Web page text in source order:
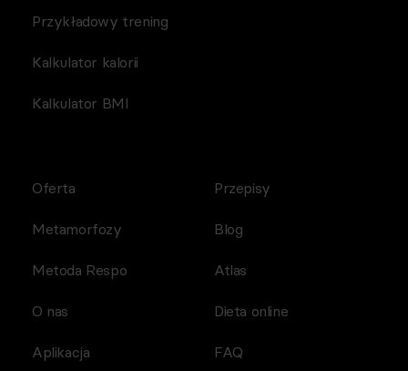
Przykładowy trening
Kalkulator kalorii
Kalkulator BMI
Oferta
Metamorfozy
Metoda Respo
O nas
Aplikacja
Przepisy
Blog
Atlas
Dieta online
FAQ